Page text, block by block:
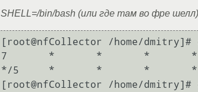
SHELL=/bin/bash (или где там во фре
[root@nfCollector /home/
7       *       *       *       *
*/5     *       *       *       *
[root@nfCollector /home/